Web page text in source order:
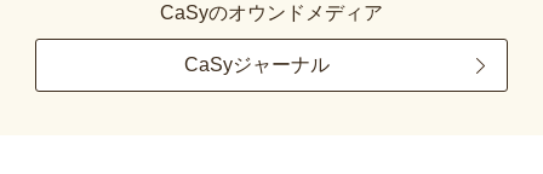
CaSyのオウンドメディア
CaSyジャーナル